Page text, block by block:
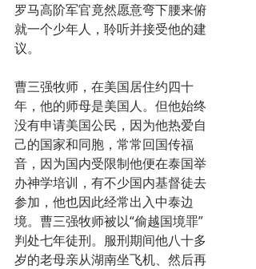
罗马高阶军官竟然愿意弯下腰来俯
就一个少年人，聆听并接受他的建
议。
曹三强牧师，在美国居住约四十
年，他的师母是美国人。但他始终
没有申请美国公民，因为他热爱自
己的国家和同胞，常常回国传福
音，因为国内受限制他便在泰国举
办神学培训，有不少国内基督徒去
参加，他也因此经常出入中泰边
境。曹三强牧师被以“偷越国境罪”
判处七年徒刑。服刑期间他八十多
岁的老母亲从湖南坐飞机、然后再